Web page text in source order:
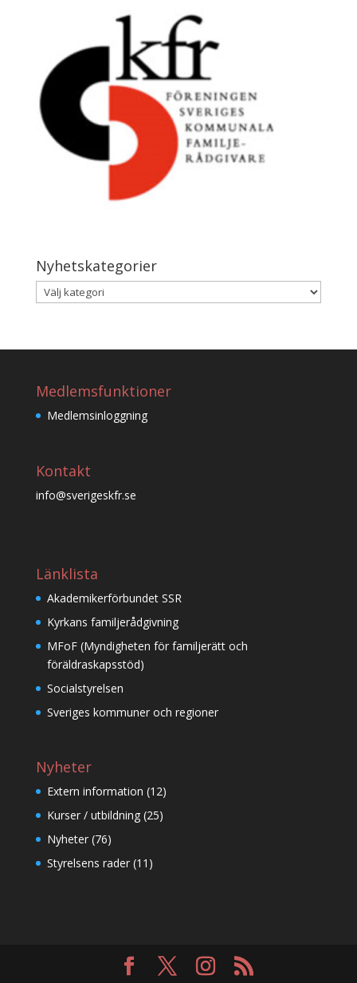
Nyhetskategorier
Nyhetskategorier
Medlemsfunktioner
Medlemsinloggning
Kontakt
info@sverigeskfr.se
Länklista
Akademikerförbundet SSR
Kyrkans familjerådgivning
MFoF (Myndigheten för familjerätt och
föräldraskapsstöd)
Socialstyrelsen
Sveriges kommuner och regioner
Nyheter
Extern information (12)
Kurser / utbildning(25)
Nyheter(76)
Styrelsens rader(11)